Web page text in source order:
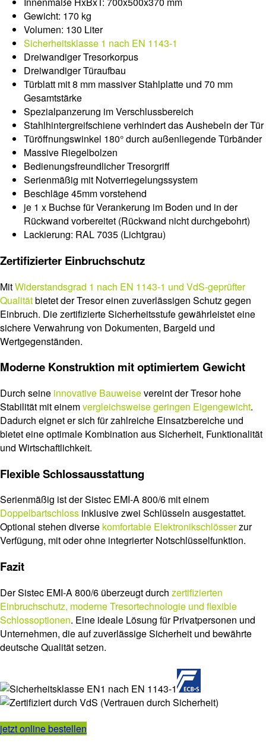
Gewicht: 170 kg
Volumen: 130 Liter
Sicherheitsklasse 1 nach EN 1143-1
Dreiwandiger Tresorkorpus
Dreiwandiger Türaufbau
Türblatt mit 8 mm massiver Stahlplatte und 70 mm
Gesamtstärke
Spezialpanzerung im Verschlussbereich
Stahlhintergreifschiene verhindert das Aushebeln der Tür
Türöffnungswinkel 180° durch außenliegende Türbänder
Massive Riegelbolzen
Bedienungsfreundlicher Tresorgriff
Serienmäßig mit Notverriegelungssystem
Beschläge 45mm vorstehend
je 1 x Buchse für Verankerung im Boden und in der
Rückwand vorbereitet (Rückwand nicht durchgebohrt)
Lackierung: RAL 7035 (Lichtgrau)
Zertifizierter Einbruchschutz
MitWiderstandsgrad 1 nach EN 1143-1 und VdS-geprüfter
Qualitätbietet der Tresor einen zuverlässigen Schutz gegen
Einbruch. Die zertifizierte Sicherheitsstufe gewährleistet eine
sichere Verwahrung von Dokumenten, Bargeld und
Wertgegenständen.
Moderne Konstruktion mit optimiertem Gewicht
Durch seine innovative Bauweisevereint der Tresor hohe
Stabilität mit einemvergleichsweise geringen Eigengewicht.
Dadurch eignet er sich für zahlreiche Einsatzbereiche und
bietet eine optimale Kombination aus Sicherheit, Funktionalität
und Wirtschaftlichkeit.
Flexible Schlossausstattung
Serienmäßig ist der Sistec EMI-A 800/6 mit einem
Doppelbartschloss inklusive zwei Schlüsseln ausgestattet.
Optional stehen diverse komfortable Elektronikschlösserzur
Verfügung, mit oder ohne integrierter Notschlüsselfunktion.
Fazit
Der Sistec EMI-A 800/6 überzeugt durch zertifizierten
Einbruchschutz, moderne Tresortechnologie und flexible
Schlossoptionen. Eine ideale Lösung für Privatpersonen und
Unternehmen, die auf zuverlässige Sicherheit und bewährte
deutsche Qualität setzen.
jetzt online bestellen